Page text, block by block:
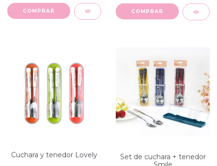
Cuchara y tenedor Lovely
Set de cuchara + tenedor